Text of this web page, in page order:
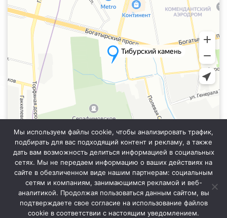
Мы используем файлы cookie, чтобы анализировать трафик,
подбирать для вас подходящий контент и рекламу, а также
дать вам возможность делиться информацией в социальных
сетях. Мы не передаем информацию о ваших действиях на
сайте в обезличенном виде нашим партнерам: социальным
сетям и компаниям, занимающимся рекламой и веб-
аналитикой. Продолжая пользоваться данным сайтом, вы
подтверждаете свое согласие на использование файлов
cookie в соответствии с настоящим уведомлением.
Информация на сайте не является публичной офертой. Уточняйте
точную стоимость у менеджера отдела продаж.
© 2021 Тибурский Камень